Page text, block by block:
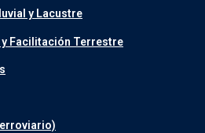
y Lacustre
Facilitación Terrestre